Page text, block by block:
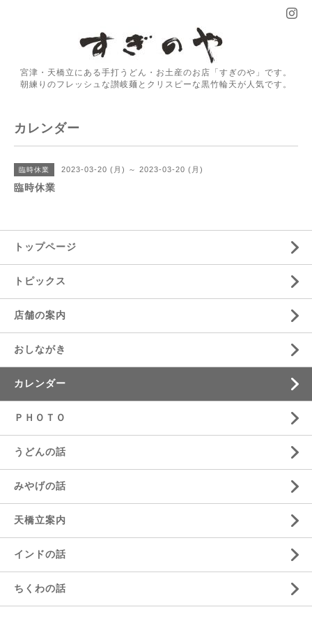
宮津・天橋立にある手打うどん・お土産のお店「すぎのや」です。
朝練りのフレッシュな讃岐麺とクリスピーな黒竹輪天が人気です。
カレンダー
臨時休業 2023-03-20 (月) ～ 2023-03-20 (月)
臨時休業
トップページ
トピックス
店舗の案内
おしながき
カレンダー
ＰＨＯＴＯ
うどんの話
みやげの話
天橋立案内
インドの話
ちくわの話